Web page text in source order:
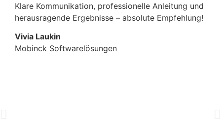
Klare Kommunikation, professionelle Anleitung und
herausragende Ergebnisse – absolute Empfehlung!
Vivia Laukin
Mobinck Softwarelösungen